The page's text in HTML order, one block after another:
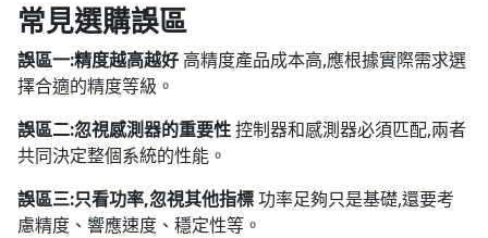
常見選購誤區
誤區一:精度越高越好 高精度產品成本高,應根據實際需求選
擇合適的精度等級。
誤區二:忽視感測器的重要性控制器和感測器必須匹配,兩者
共同決定整個系統的性能。
誤區三:只看功率,忽視其他指標功率足夠只是基礎,還要考
慮精度、響應速度、穩定性等。